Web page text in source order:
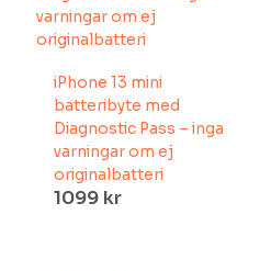
iPhone 13 mini
batteribyte med
Diagnostic Pass – inga
varningar om ej
originalbatteri
1099 kr